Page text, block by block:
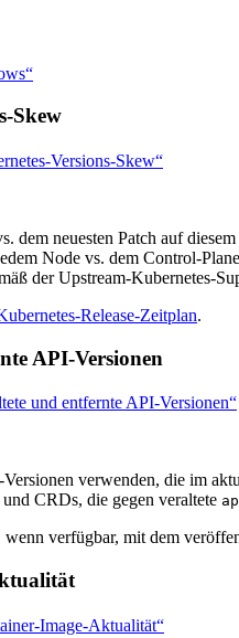
Skew
Versions-Skew“
dem neuesten Patch auf
Node vs. dem Control-
der Upstream-Kubernetes-
Release-Zeitplan.
API-Versionen
und entfernte API-Versionen“
verwenden, die im
CRDs, die gegen veraltete
wenn verfügbar, mit dem
Image-Aktualität“